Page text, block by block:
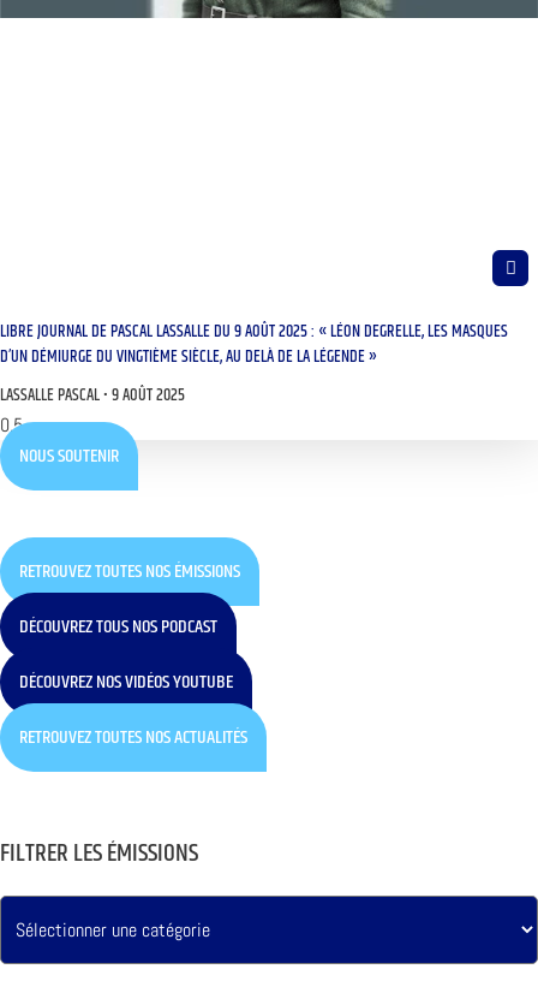
LIBRE JOURNAL DE PASCAL LASSALLE DU 9 AOÛT 2025 : « LÉON DEGRELLE, LES MASQUES
D’UN DÉMIURGE DU VINGTIÈME SIÈCLE, AU DELÀ DE LA LÉGENDE »
LASSALLE PASCAL 9 AOÛT 2025
NOUS SOUTENIR
RETROUVEZ TOUTES NOS ÉMISSIONS
DÉCOUVREZ TOUS NOS PODCAST
DÉCOUVREZ NOS VIDÉOS YOUTUBE
RETROUVEZ TOUTES NOS ACTUALITÉS
FILTRER LES ÉMISSIONS